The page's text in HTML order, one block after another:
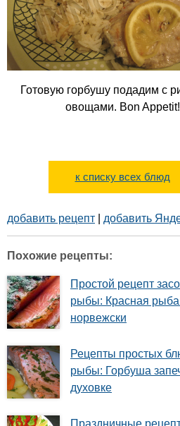
Готовую горбушу подадим с
овощами. Bon Appetit!
к списку всех блюд
добавить рецепт добавить
Похожие рецепты:
Простой рецепт
рыбы: Красная
норвежски
Рецепты простых
рыбы: Горбуша
духовке
Праздничные